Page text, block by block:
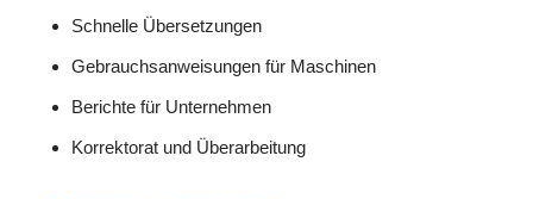
Schnelle Übersetzungen
Gebrauchsanweisungen für Maschinen
Berichte für Unternehmen
Korrektorat und Überarbeitung